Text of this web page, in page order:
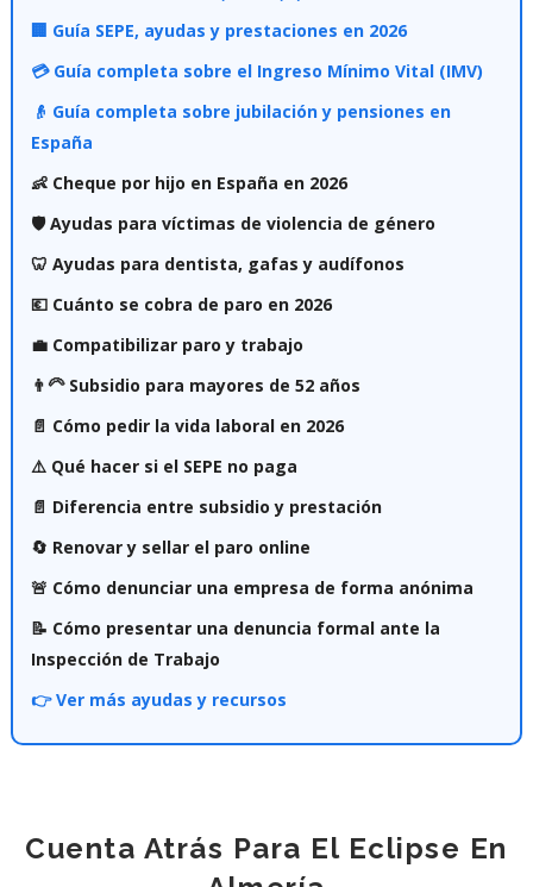
🏢 Guía SEPE, ayudas y prestaciones en 2026
💳 Guía completa sobre el Ingreso Mínimo Vital (IMV)
👴 Guía completa sobre jubilación y pensiones en
España
👶 Cheque por hijo en España en 2026
🛡️ Ayudas para víctimas de violencia de género
🦷 Ayudas para dentista, gafas y audífonos
💶 Cuánto se cobra de paro en 2026
💼 Compatibilizar paro y trabajo
👨‍🦳 Subsidio para mayores de 52 años
📄 Cómo pedir la vida laboral en 2026
⚠️ Qué hacer si el SEPE no paga
📄 Diferencia entre subsidio y prestación
🔄 Renovar y sellar el paro online
🚨 Cómo denunciar una empresa de forma anónima
📝 Cómo presentar una denuncia formal ante la
Inspección de Trabajo
👉 Ver más ayudas y recursos
Cuenta Atrás Para El Eclipse En